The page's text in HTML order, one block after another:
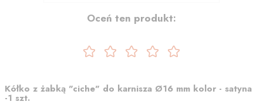
Oceń ten produkt:
Kółko z żabką "ciche" do karnisza Ø16 mm kolor - satyna
-1 szt.